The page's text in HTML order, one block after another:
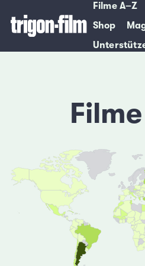
Filme A–Z
Shop